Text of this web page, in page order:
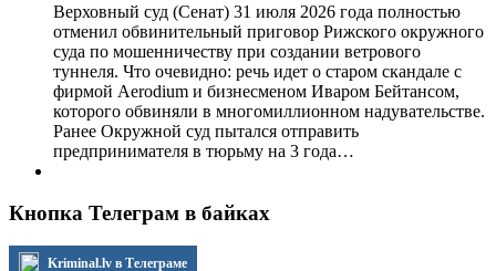
Верховный суд (Сенат) 31 июля 2026 года полностью
отменил обвинительный приговор Рижского окружного
суда по мошенничеству при создании ветрового
туннеля. Что очевидно: речь идет о старом скандале с
фирмой Aerodium и бизнесменом Иваром Бейтансом,
которого обвиняли в многомиллионном надувательстве.
Ранее Окружной суд пытался отправить
предпринимателя в тюрьму на 3 года…
Кнопка Телеграм в байках
Kriminal.lv в Телеграме